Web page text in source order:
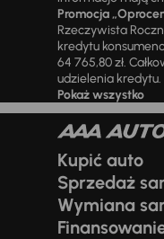
Promocja
Rzeczywista
kredytu
64 765,80 zł.
udzielenia kredytu.
Pokaż wszystko
Kupić auto
Sprzedaż
Wymiana